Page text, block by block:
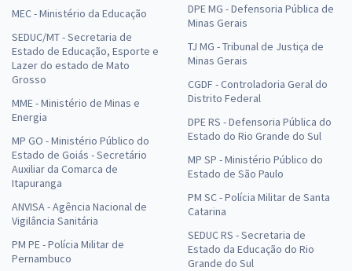
MEC - Ministério da Educação
SEDUC/MT - Secretaria de
Estado de Educação, Esporte e
Lazer do estado de Mato
Grosso
MME - Ministério de Minas e
Energia
MP GO - Ministério Público do
Estado de Goiás - Secretário
Auxiliar da Comarca de
Itapuranga
ANVISA - Agência Nacional de
Vigilância Sanitária
PM PE - Polícia Militar de
Pernambuco
DPE MG - Defensoria Pública de
Minas Gerais
TJ MG - Tribunal de Justiça de
Minas Gerais
CGDF - Controladoria Geral do
Distrito Federal
DPE RS - Defensoria Pública do
Estado do Rio Grande do Sul
MP SP - Ministério Público do
Estado de São Paulo
PM SC - Polícia Militar de Santa
Catarina
SEDUC RS - Secretaria de
Estado da Educação do Rio
Grande do Sul